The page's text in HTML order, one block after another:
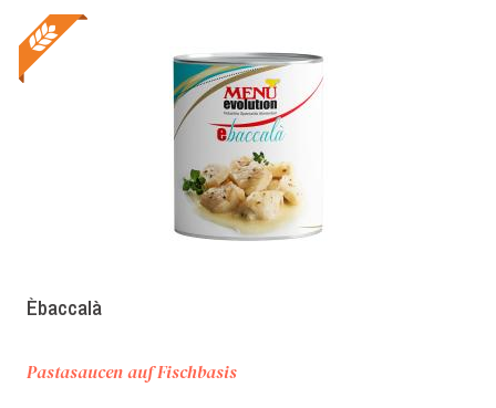
Èbaccalà
Pastasaucen auf Fischbasis